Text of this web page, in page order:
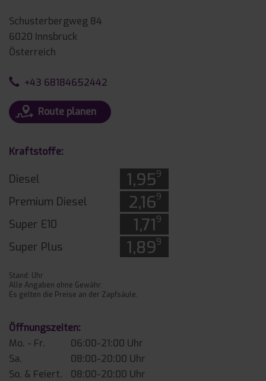
Schusterbergweg 84
6020 Innsbruck
Österreich
+43 68184652442
Route planen
Kraftstoffe:
Diesel 1,959
Premium Diesel 2,169
Super E10 1,719
Super Plus 1,899
Stand: Uhr
Alle Angaben ohne Gewähr.
Es gelten die Preise an der Zapfsäule.
Öffnungszeiten:
Mo. - Fr.
06:00-21:00 Uhr
Sa.
08:00-20:00 Uhr
So. & Feiert.
08:00-20:00 Uhr